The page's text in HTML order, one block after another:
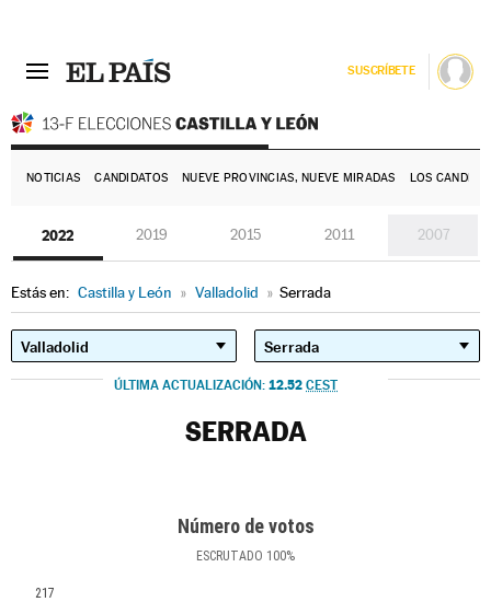
SUSCRÍBETE
NOTICIAS CANDIDATOS NUEVE PROVINCIAS, NUEVE MIRADAS LOS
2022 2019 2015 2011 2007
Estás en: Castilla y León » Valladolid » Serrada
ÚLTIMA ACTUALIZACIÓN: 12.52 CEST
SERRADA
Número de votos
ESCRUTADO 100%
217